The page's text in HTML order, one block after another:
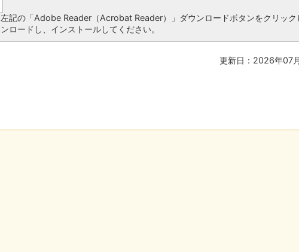
記の「Adobe Reader（Acrobat Reader）」ダウンロードボタンをクリック
ロードし、インストールしてください。
更新日：2026年07